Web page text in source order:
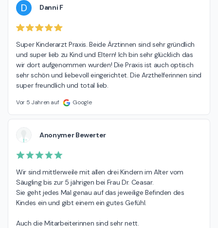
D Danni F
Super Kinderarzt Praxis. Beide Ärztinnen sind sehr gründlich
und super lieb zu Kind und Eltern! Ich bin sehr glücklich das
wir dort aufgenommen wurden! Die Praxis ist auch optisch
sehr schön und liebevoll eingerichtet. Die Arzthelferinnen sind
super freundlich und total lieb.
Vor 5 Jahren auf Google
Anonymer Bewerter
Wir sind mittlerweile mit allen drei Kindern im Alter vom
Säugling bis zur 5 jährigen bei Frau Dr. Ceasar.
Sie geht jedes Mal genau auf das jeweilige Befinden des
Kindes ein und gibt einem ein gutes Gefühl.
Auch die Mitarbeiterinnen sind sehr nett.